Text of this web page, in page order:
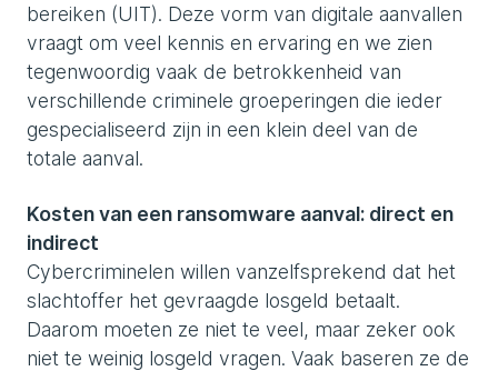
bereiken (UIT). Deze vorm van digitale aanvallen
vraagt om veel kennis en ervaring en we zien
tegenwoordig vaak de betrokkenheid van
verschillende criminele groeperingen die ieder
gespecialiseerd zijn in een klein deel van de
totale aanval.
Kosten van een ransomware aanval: direct en
indirect
Cybercriminelen willen vanzelfsprekend dat het
slachtoffer het gevraagde losgeld betaalt.
Daarom moeten ze niet te veel, maar zeker ook
niet te weinig losgeld vragen. Vaak baseren ze de